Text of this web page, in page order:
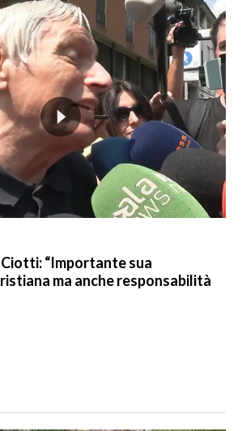
“Importante sua
ma anche responsabilità